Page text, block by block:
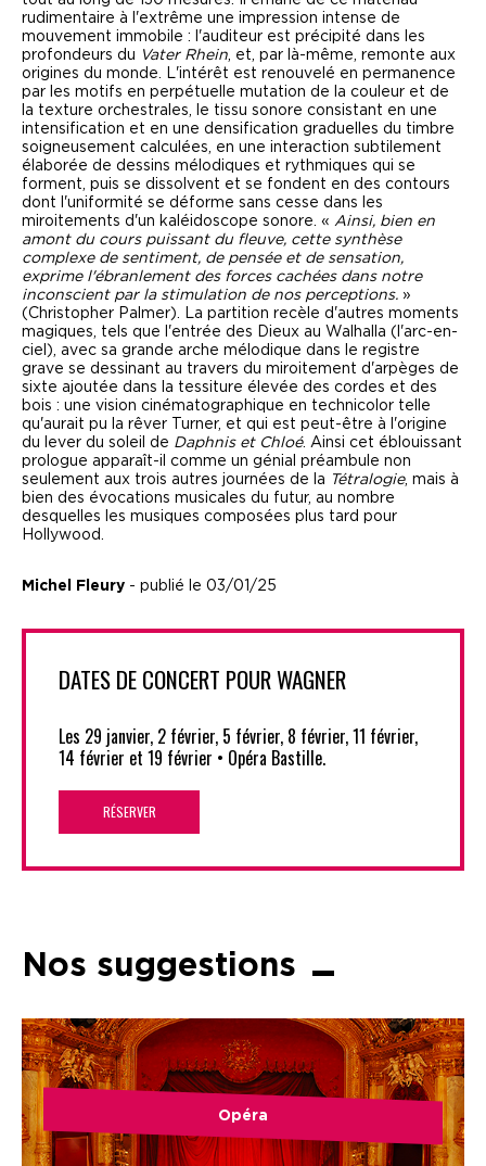
rudimentaire à l'extrême une impression intense de
mouvement immobile : l'auditeur est précipité dans les
profondeurs du Vater Rhein , et, par là-même, remonte aux
origines du monde. L'intérêt est renouvelé en permanence
par les motifs en perpétuelle mutation de la couleur et de
la texture orchestrales, le tissu sonore consistant en une
intensification et en une densification graduelles du timbre
soigneusement calculées, en une interaction subtilement
élaborée de dessins mélodiques et rythmiques qui se
forment, puis se dissolvent et se fondent en des contours
dont l'uniformité se déforme sans cesse dans les
miroitements d'un kaléidoscope sonore. « Ainsi, bien en
amont du cours puissant du fleuve, cette synthèse
complexe de sentiment, de pensée et de sensation,
exprime l'ébranlement des forces cachées dans notre
inconscient par la stimulation de nos perceptions. »
(Christopher Palmer). La partition recèle d'autres moments
magiques, tels que l'entrée des Dieux au Walhalla (l'arc-en-
ciel), avec sa grande arche mélodique dans le registre
grave se dessinant au travers du miroitement d'arpèges de
sixte ajoutée dans la tessiture élevée des cordes et des
bois : une vision cinématographique en technicolor telle
qu'aurait pu la rêver Turner, et qui est peut-être à l'origine
du lever du soleil de Daphnis et Chloé. Ainsi cet éblouissant
prologue apparaît-il comme un génial préambule non
seulement aux trois autres journées de la Tétralogie, mais à
bien des évocations musicales du futur, au nombre
desquelles les musiques composées plus tard pour
Hollywood.
Michel Fleury - publié le 03/01/25
DATES DE CONCERT POUR WAGNER
Les 29 janvier, 2 février, 5 février, 8 février, 11 février,
14 février et 19 février • Opéra Bastille.
RÉSERVER
Nos suggestions
Opéra